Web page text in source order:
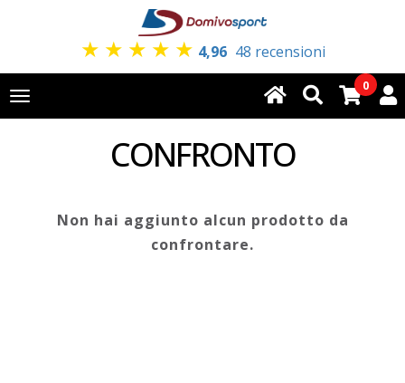
★ ★ ★ ★ ★ 4,96 48 recensioni
Toggle
navigation
0
CONFRONTO
Non hai aggiunto alcun prodotto da
confrontare.